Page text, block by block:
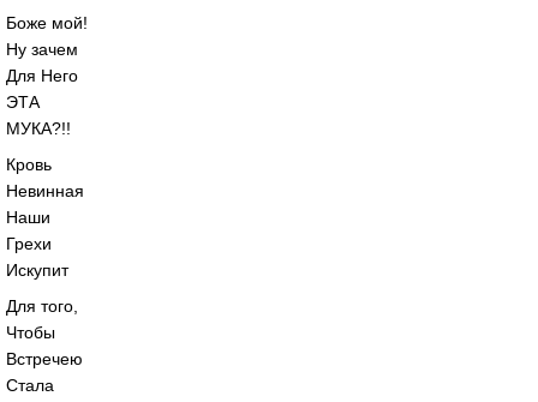
Боже мой!
Ну зачем
Для Него
ЭТА
МУКА?!!
Кровь
Невинная
Наши
Грехи
Искупит
Для того,
Чтобы
Встречею
Стала